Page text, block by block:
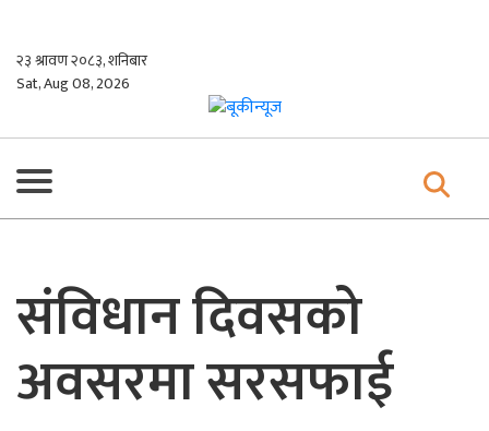
content
२३ श्रावण २०८३, शनिबार
Sat, Aug 08, 2026
संविधान दिवसको
अवसरमा सरसफाई